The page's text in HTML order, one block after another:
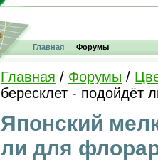
Главная Форумы
Главная / Форумы /
бересклет - подойдёт
Японский
ли для